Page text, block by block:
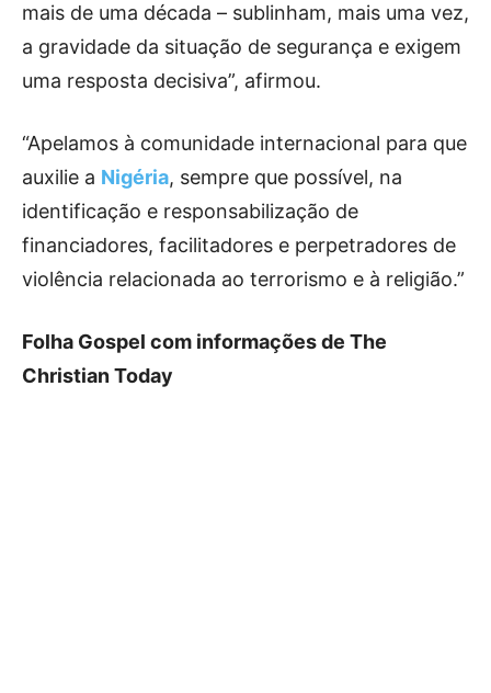
mais de uma década – sublinham, mais uma vez,
a gravidade da situação de segurança e exigem
uma resposta decisiva”, afirmou.
“Apelamos à comunidade internacional para que
auxilie a Nigéria, sempre que possível, na
identificação e responsabilização de
financiadores, facilitadores e perpetradores de
violência relacionada ao terrorismo e à religião.”
Folha Gospel com informações de The
Christian Today